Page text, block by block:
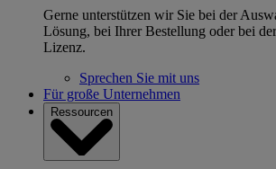
Gerne unterstützen wir Sie bei der
Lösung, bei Ihrer Bestellung oder bei
Lizenz.
Sprechen Sie mit uns
Für große Unternehmen
Ressourcen